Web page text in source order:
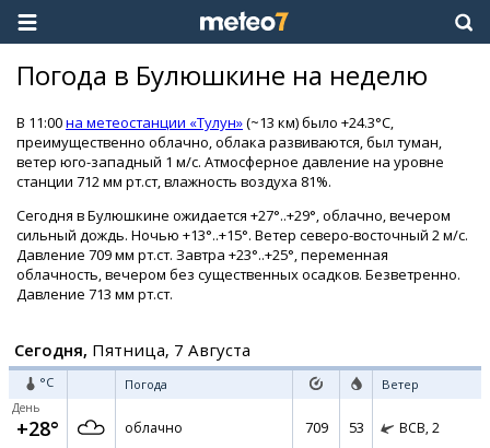
Погода в Булюшкине на неделю
В 11:00на метеостанции «Тулун»(~13 км) было +24.3°C,
преимущественно облачно, облака развиваются, был туман,
ветер юго-западный 1 м/с. Атмосферное давление на уровне
станции 712 мм рт.ст, влажность воздуха 81%.
Сегодня в Булюшкине ожидается +27°..+29°, облачно, вечером
сильный дождь. Ночью +13°..+15°. Ветер северо-восточный 2 м/с.
Давление 709 мм рт.ст. Завтра +23°..+25°, переменная
облачность, вечером без существенных осадков. Безветренно.
Давление 713 мм рт.ст.
Сегодня, Пятница, 7 Августа
°C Погода Ветер
День
+28° облачно 709 53 ВСВ, 2